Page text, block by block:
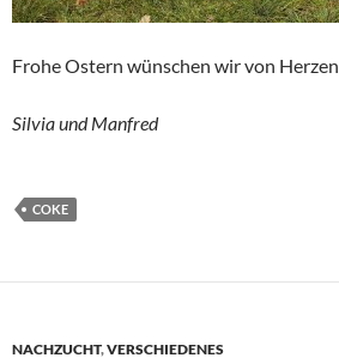
Frohe Ostern wünschen wir von Herzen
Silvia und Manfred
COKE
NACHZUCHT,VERSCHIEDENES